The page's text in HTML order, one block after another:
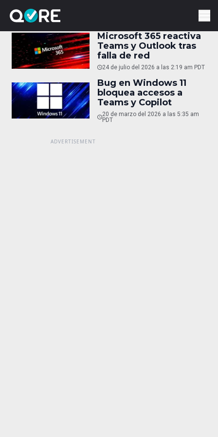
Microsoft 365 reactiva
Teams y Outlook tras
falla de red
24 de julio del 2026 a las 2:19 am PDT
Bug en Windows 11
bloquea accesos a
Teams y Copilot
20 de marzo del 2026 a las 5:35 am
PDT